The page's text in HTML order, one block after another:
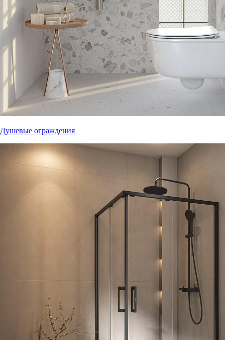
Душевые ограждения